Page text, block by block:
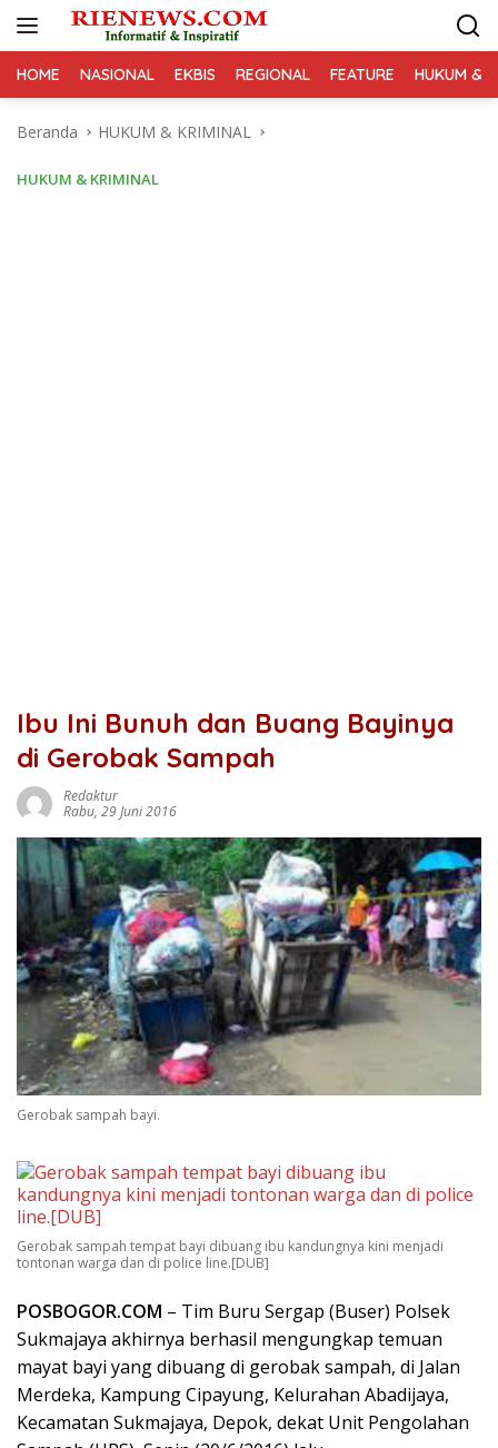
HOME NASIONAL EKBIS REGIONAL FEATURE HUKUM &
Beranda HUKUM & KRIMINAL
HUKUM & KRIMINAL
Ibu Ini Bunuh dan Buang Bayinya
di Gerobak Sampah
Redaktur
Rabu, 29 Juni 2016
Gerobak sampah bayi.
Gerobak sampah tempat bayi dibuang ibu kandungnya kini menjadi
tontonan warga dan di police line.[DUB]
POSBOGOR.COM – Tim Buru Sergap (Buser) Polsek
Sukmajaya akhirnya berhasil mengungkap temuan
mayat bayi yang dibuang di gerobak sampah, di Jalan
Merdeka, Kampung Cipayung, Kelurahan Abadijaya,
Kecamatan Sukmajaya, Depok, dekat Unit Pengolahan